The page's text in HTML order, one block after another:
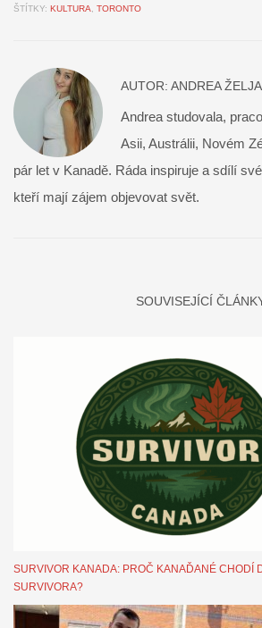
ŠTÍTKY: KULTURA TORONTO
AUTOR: ANDREA
Andrea studovala,
Asii, Austrálii, Novém
pár let v Kanadě. Ráda inspiruje a sdílí
kteří mají zájem objevovat svět.
SOUVISEJÍCÍ
SURVIVOR KANADA: PROČ KANAĎANÉ CHODÍ
SURVIVORA?